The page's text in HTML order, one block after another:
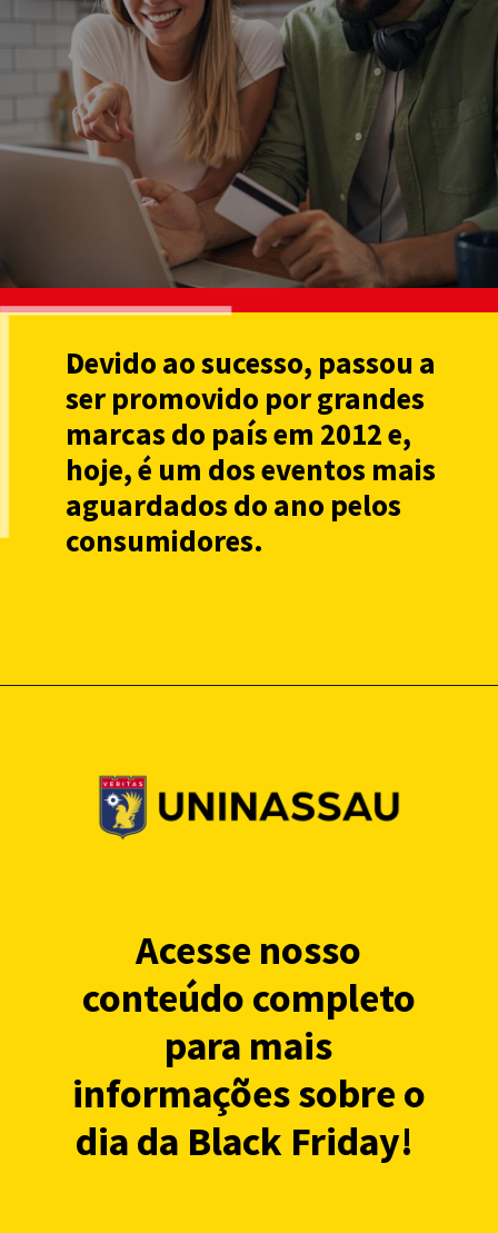
.
Devido ao sucesso, passou a
ser promovido por grandes
marcas do país em 2012 e,
hoje, é um dos eventos mais
aguardados do ano pelos
consumidores.
Acesse nosso
conteúdo completo
para mais
informações sobre o
dia da Black Friday!